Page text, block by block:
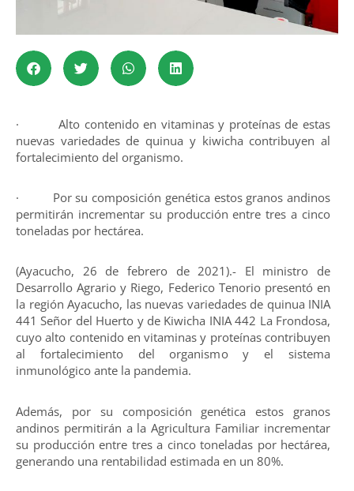
· Alto contenido en vitaminas y proteínas de estas
nuevas variedades de quinua y kiwicha contribuyen al
fortalecimiento del organismo.
· Por su composición genética estos granos andinos
permitirán incrementar su producción entre tres a cinco
toneladas por hectárea.
(Ayacucho, 26 de febrero de 2021).- El ministro de
Desarrollo Agrario y Riego, Federico Tenorio presentó en
la región Ayacucho, las nuevas variedades de quinua INIA
441 Señor del Huerto y de Kiwicha INIA 442 La Frondosa,
cuyo alto contenido en vitaminas y proteínas contribuyen
al fortalecimiento del organismo y el sistema
inmunológico ante la pandemia.
Además, por su composición genética estos granos
andinos permitirán a la Agricultura Familiar incrementar
su producción entre tres a cinco toneladas por hectárea,
generando una rentabilidad estimada en un 80%.